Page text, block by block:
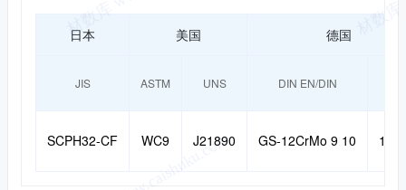
日本 美国 德国
JIS ASTM UNS DIN EN/DIN
SCPH32-CF WC9 J21890 GS-12CrMo 9 10